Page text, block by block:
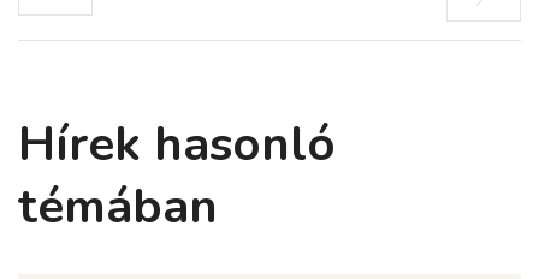
Hírek hasonló
témában